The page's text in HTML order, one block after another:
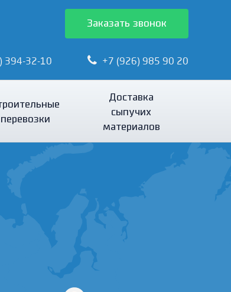
Заказать звонок
394-32-10 +7 (926) 985 90 20
перевозки
Доставка
сыпучих
материалов